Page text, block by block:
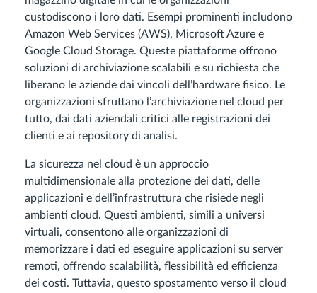
custodiscono i loro dati. Esempi prominenti includono
Amazon Web Services (AWS), Microsoft Azure e
Google Cloud Storage. Queste piattaforme offrono
soluzioni di archiviazione scalabili e su richiesta che
liberano le aziende dai vincoli dell’hardware fisico. Le
organizzazioni sfruttano l’archiviazione nel cloud per
tutto, dai dati aziendali critici alle registrazioni dei
clienti e ai repository di analisi.
La sicurezza nel cloud è un approccio
multidimensionale alla protezione dei dati, delle
applicazioni e dell’infrastruttura che risiede negli
ambienti cloud. Questi ambienti, simili a universi
virtuali, consentono alle organizzazioni di
memorizzare i dati ed eseguire applicazioni su server
remoti, offrendo scalabilità, flessibilità ed efficienza
dei costi. Tuttavia, questo spostamento verso il cloud